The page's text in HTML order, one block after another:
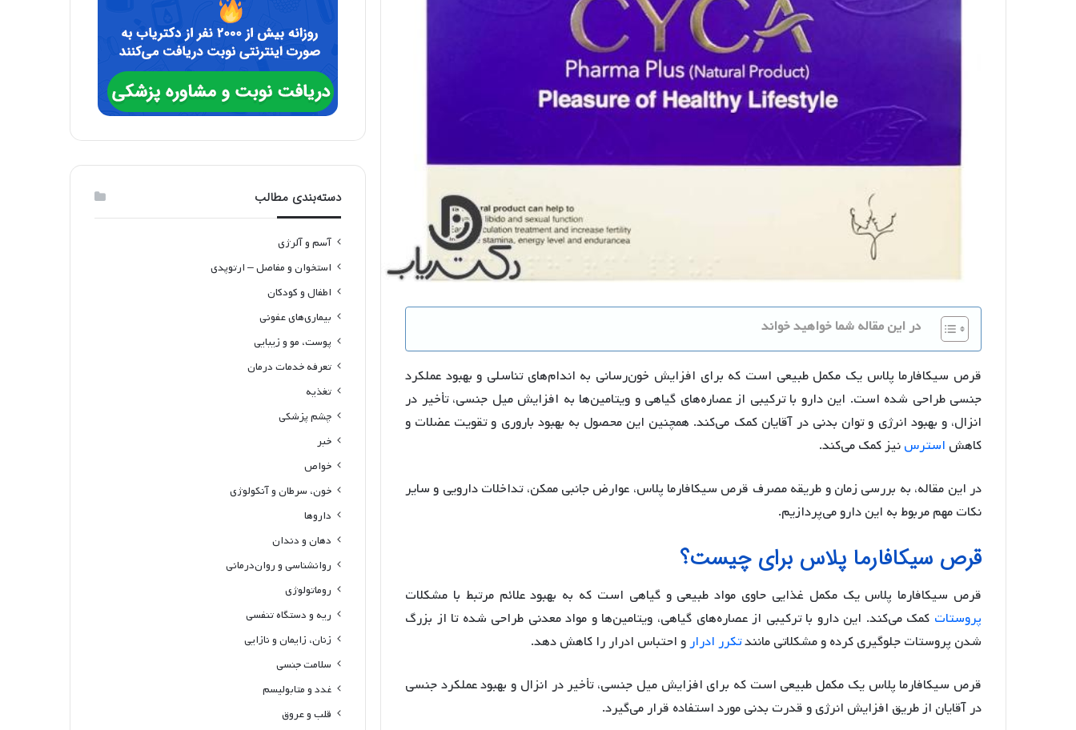
در این مقاله شما خواهید خواند
قرص سیکافارما پلاس یک مکمل طبیعی است که برای افزایش خون‌رسانی به اندام‌های تناسلی و بهبود عملکرد
جنسی طراحی شده است. این دارو با ترکیبی از عصاره‌های گیاهی و ویتامین‌ها به افزایش میل جنسی، تأخیر در
انزال، و بهبود انرژی و توان بدنی در آقایان کمک می‌کند. همچنین این محصول به بهبود باروری و تقویت عضلات و
کاهش استرسنیز کمک می‌کند.
در این مقاله، به بررسی زمان و طریقه مصرف قرص سیکافارما پلاس، عوارض جانبی ممکن، تداخلات دارویی و سایر
نکات مهم مربوط به این دارو می‌پردازیم.
قرص سیکافارما پلاس برای چیست؟
قرص سیکافارما پلاس یک مکمل غذایی حاوی مواد طبیعی و گیاهی است که به بهبود علائم مرتبط با مشکلات
پروستات کمک می‌کند. این دارو با ترکیبی از عصاره‌های گیاهی، ویتامین‌ها و مواد معدنی طراحی شده تا از بزرگ
شدن پروستات جلوگیری کرده و مشکلاتی مانندتکرر ادرارو احتباس ادرار را کاهش دهد.
قرص سیکافارما پلاس یک مکمل طبیعی است که برای افزایش میل جنسی، تأخیر در انزال و بهبود عملکرد جنسی
در آقایان از طریق افزایش انرژی و قدرت بدنی مورد استفاده قرار می‌گیرد.
دسته‌بندی مطالب
آسم و آلرژی
استخوان و مفاصل – ارتوپدی
اطفال و کودکان
بیماری‌های عفونی
پوست، مو و زیبایی
تعرفه خدمات درمان
تغذیه
چشم پزشکی
خبر
خواص
خون، سرطان و آنکولوژی
داروها
دهان و دندان
روانشناسی و روان‌درمانی
روماتولوژی
ریه و دستگاه تنفسی
زنان، زایمان و نازایی
سلامت جنسی
غدد و متابولیسم
قلب و عروق